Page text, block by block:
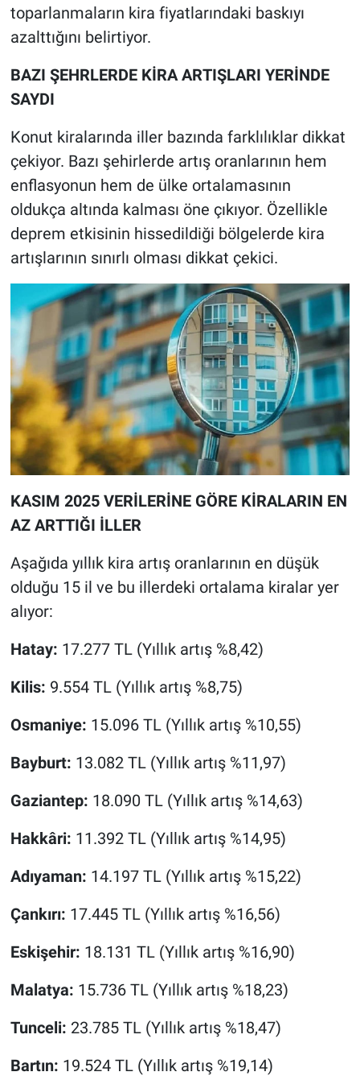
toparlanmaların kira fiyatlarındaki baskıyı
azalttığını belirtiyor.
BAZI ŞEHRLERDE KİRA ARTIŞLARI YERİNDE
SAYDI
Konut kiralarında iller bazında farklılıklar dikkat
çekiyor. Bazı şehirlerde artış oranlarının hem
enflasyonun hem de ülke ortalamasının
oldukça altında kalması öne çıkıyor. Özellikle
deprem etkisinin hissedildiği bölgelerde kira
artışlarının sınırlı olması dikkat çekici.
KASIM 2025 VERİLERİNE GÖRE KİRALARIN EN
AZ ARTTIĞI İLLER
Aşağıda yıllık kira artış oranlarının en düşük
olduğu 15 il ve bu illerdeki ortalama kiralar yer
alıyor:
Hatay: 17.277 TL (Yıllık artış %8,42)
Kilis: 9.554 TL (Yıllık artış %8,75)
Osmaniye: 15.096 TL (Yıllık artış %10,55)
Bayburt: 13.082 TL (Yıllık artış %11,97)
Gaziantep: 18.090 TL (Yıllık artış %14,63)
Hakkâri: 11.392 TL (Yıllık artış %14,95)
Adıyaman: 14.197 TL (Yıllık artış %15,22)
Çankırı: 17.445 TL (Yıllık artış %16,56)
Eskişehir: 18.131 TL (Yıllık artış %16,90)
Malatya: 15.736 TL (Yıllık artış %18,23)
Tunceli: 23.785 TL (Yıllık artış %18,47)
Bartın: 19.524 TL (Yıllık artış %19,14)